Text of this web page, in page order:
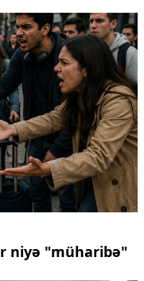
niyə "müharibə"